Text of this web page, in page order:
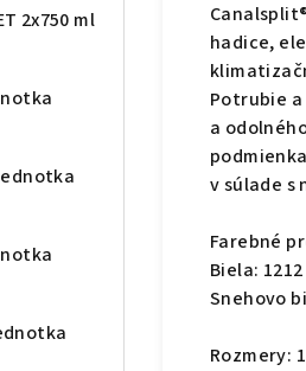
2x750 ml
hadice,
Potrubie a
a
v súlade s
Farebné
Biela: 1212
Snehovo
Rozmery: